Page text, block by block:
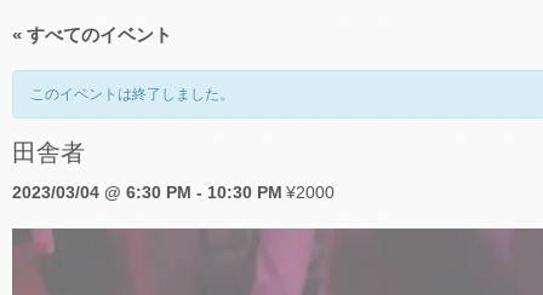
« すべてのイベント
このイベントは終了しました。
田舎者
2023/03/04 @ 6:30 PM - 10:30 PM ¥2000